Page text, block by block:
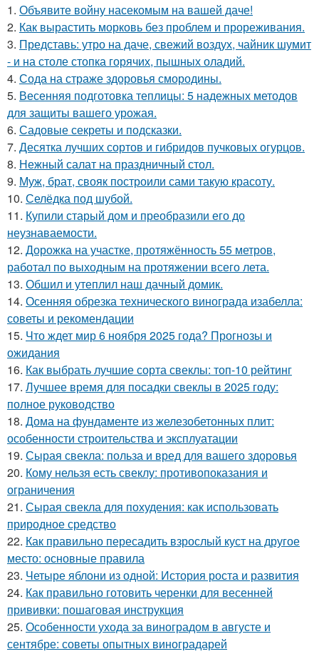
1. Объявите войну насекомым на вашей даче!
2. Как вырастить морковь без проблем и прореживания.
3. Представь: утро на даче, свежий воздух, чайник шумит
- и на столе стопка горячих, пышных оладий.
4. Сода на страже здоровья смородины.
5. Весенняя подготовка теплицы: 5 надежных методов
для защиты вашего урожая.
6. Садовые секреты и подсказки.
7. Десятка лучших сортов и гибридов пучковых огурцов.
8. Нежный салат на праздничный стол.
9. Муж, брат, свояк построили сами такую красоту.
10. Селёдка под шубой.
11. Купили старый дом и преобразили его до
неузнаваемости.
12. Дорожка на участке, протяжённость 55 метров,
работал по выходным на протяжении всего лета.
13. Обшил и утеплил наш дачный домик.
14. Осенняя обрезка технического винограда изабелла:
советы и рекомендации
15. Что ждет мир 6 ноября 2025 года? Прогнозы и
ожидания
16. Как выбрать лучшие сорта свеклы: топ-10 рейтинг
17. Лучшее время для посадки свеклы в 2025 году:
полное руководство
18. Дома на фундаменте из железобетонных плит:
особенности строительства и эксплуатации
19. Сырая свекла: польза и вред для вашего здоровья
20. Кому нельзя есть свеклу: противопоказания и
ограничения
21. Сырая свекла для похудения: как использовать
природное средство
22. Как правильно пересадить взрослый куст на другое
место: основные правила
23. Четыре яблони из одной: История роста и развития
24. Как правильно готовить черенки для весенней
прививки: пошаговая инструкция
25. Особенности ухода за виноградом в августе и
сентябре: советы опытных виноградарей